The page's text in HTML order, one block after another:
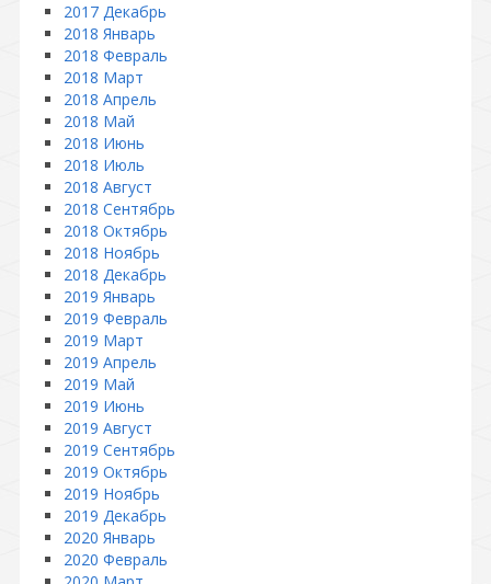
2017 Декабрь
2018 Январь
2018 Февраль
2018 Март
2018 Апрель
2018 Май
2018 Июнь
2018 Июль
2018 Август
2018 Сентябрь
2018 Октябрь
2018 Ноябрь
2018 Декабрь
2019 Январь
2019 Февраль
2019 Март
2019 Апрель
2019 Май
2019 Июнь
2019 Август
2019 Сентябрь
2019 Октябрь
2019 Ноябрь
2019 Декабрь
2020 Январь
2020 Февраль